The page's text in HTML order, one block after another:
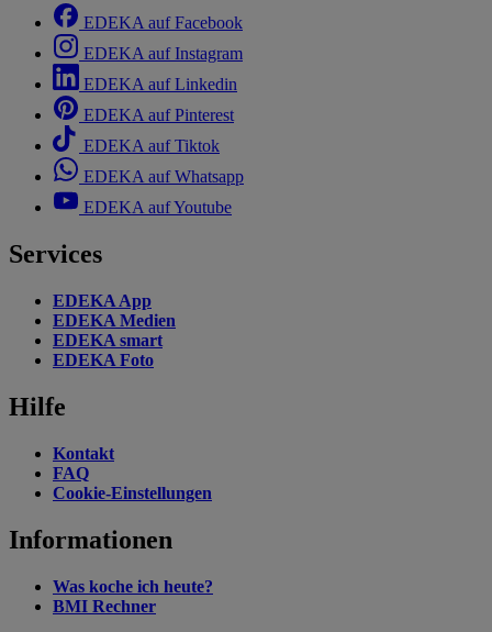
EDEKA auf Facebook
EDEKA auf Instagram
EDEKA auf Linkedin
EDEKA auf Pinterest
EDEKA auf Tiktok
EDEKA auf Whatsapp
EDEKA auf Youtube
Services
EDEKA App
EDEKA Medien
EDEKA smart
EDEKA Foto
Hilfe
Kontakt
FAQ
Cookie-Einstellungen
Informationen
Was koche ich heute?
BMI Rechner